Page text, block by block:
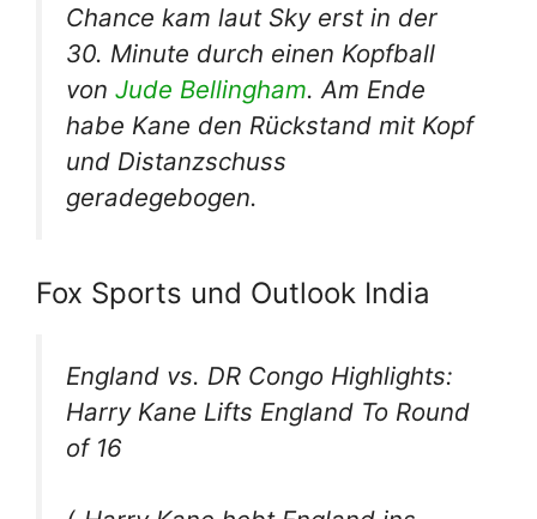
Chance kam laut Sky erst in der
30. Minute durch einen Kopfball
von Jude Bellingham. Am Ende
habe Kane den Rückstand mit Kopf
und Distanzschuss
geradegebogen.
Fox Sports und Outlook India
England vs. DR Congo Highlights:
Harry Kane Lifts England To Round
of 16